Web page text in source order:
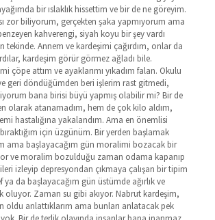
bir ıslaklık hissettim ve bir de ne göreyim.
zor biliyorum, gerçekten şaka yapmıyorum ama
kahverengi, siyah koyu bir şey vardı
tekinde. Annem ve kardeşimi çağırdım, onlar da
kardeşim görür görmez ağladı bile.
çöpe attım ve ayaklarımı yıkadım falan. Okulu
geri döndüğümden beri işlerim rast gitmedi,
bana birisi büyü yapmış olabilir mi? Bir de
olarak atanamadım, hem de çok kilo aldım,
hastalığına yakalandım. Ama en önemlisi
için üzgünüm. Bir yerden başlamak
ama başlayacağım gün moralimi bozacak bir
ve moralim bozulduğu zaman odama kapanıp
izleyip depresyondan çıkmaya çalışan bir tipim
ya da başlayacağım gün üstümde ağırlık ve
oluyor. Zaman su gibi akıyor. Nabrut kardeşim,
oldu anlattıklarım ama bunları anlatacak pek